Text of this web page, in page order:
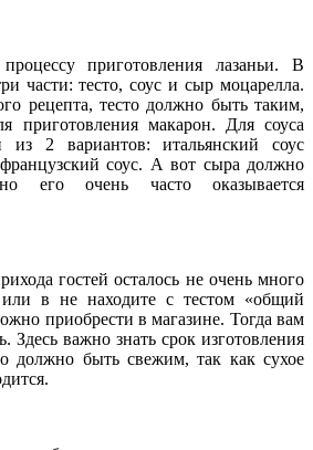
приготовления лазаньи. В
части: тесто, соус и сыр моцарелла.
рецепта, тесто должно быть таким,
приготовления макарон. Для соуса
2 вариантов: итальянский соус
соус. А вот сыра должно
его очень часто оказывается
гостей осталось не очень много
или в не находите с тестом «общий
приобрести в магазине. Тогда вам
Здесь важно знать срок изготовления
должно быть свежим, так как сухое